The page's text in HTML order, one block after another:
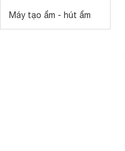
Máy tạo ẩm - hút ẩm